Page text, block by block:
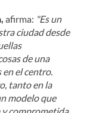
afirma: "Es un
ciudad desde
de una
en el centro.
tanto en la
modelo que